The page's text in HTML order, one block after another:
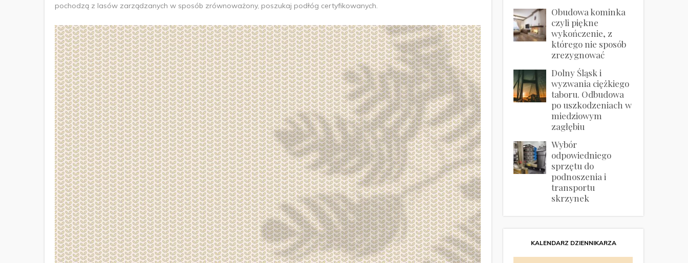
pochodzą z lasów zarządzanych w sposób zrównoważony, poszukaj podłóg certyfikowanych.
Obudowa kominka
czyli piękne
wykończenie, z
którego nie sposób
zrezygnować
Dolny Śląsk i
wyzwania ciężkiego
taboru. Odbudowa
po uszkodzeniach w
miedziowym
zagłębiu
Wybór
odpowiedniego
sprzętu do
podnoszenia i
transportu
skrzynek
KALENDARZ DZIENNIKARZA